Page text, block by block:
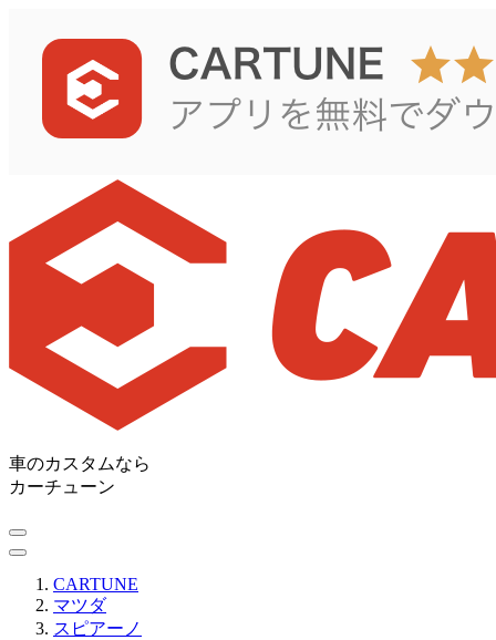
車のカスタムなら
カーチューン
CARTUNE
マツダ
スピアーノ